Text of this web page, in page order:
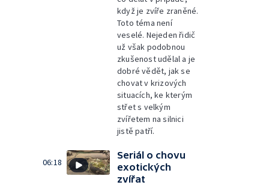
když je zvíře zraněné.
Toto téma není
veselé. Nejeden řidič
už však podobnou
zkušenost udělal a je
dobré vědět, jak se
chovat v krizových
situacích, ke kterým
střet s velkým
zvířetem na silnici
jistě patří.
06:18
Seriál o chovu
exotických
zvířat